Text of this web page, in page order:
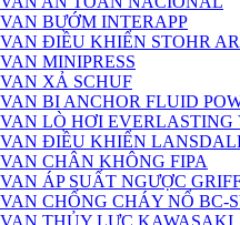
VAN BƯỚM INTERAPP
VAN ĐIỀU KHIỂN STOHR
VAN MINIPRESS
VAN XẢ SCHUF
VAN BI ANCHOR FLUID
VAN LÒ HƠI EVERLASTING
VAN ĐIỀU KHIỂN
VAN CHÂN KHÔNG FIPA
VAN ÁP SUẤT NGƯỢC
VAN CHỐNG CHÁY NỔ BC-
VAN THỦY LỰC KAWASAKI